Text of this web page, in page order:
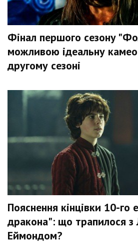
Фінал першого сезону
можливою ідеальну
другому сезоні
Пояснення кінцівки 10-го
дракона": що трапилося з
Еймондом?